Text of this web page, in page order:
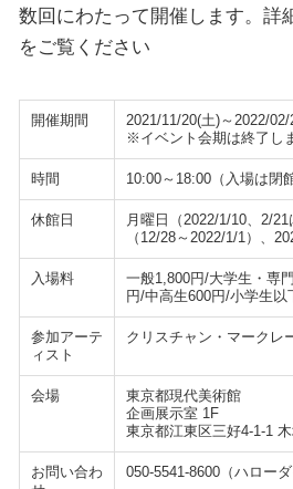
数回にわたって開催します。詳
をご覧ください
開催期間
2021/11/20(土)～2022/02/
※イベント会期は終了し
時間 10:00～18:00（入場は閉
休館日
月曜日（2022/1/10、2/
（12/28～2022/1/1）、
入場料
一般1,800円/大学生・専
円/中高生600円/小学生以
参加アーテ
ィスト
クリスチャン・マークレ
会場
東京都現代美術館
企画展示室 1F
東京都江東区三好4-1-1
お問い合わ
050-5541-8600（ハローダ